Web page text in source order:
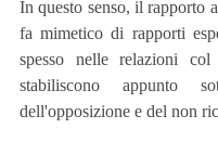
In questo senso, il rapporto
fa mimetico di rapporti
spesso nelle relazioni
stabiliscono appunto
dell'opposizione e del non